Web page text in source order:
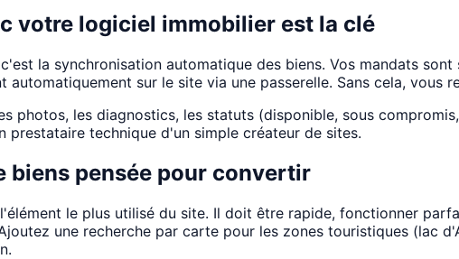
votre logiciel immobilier est la clé
la synchronisation automatique des biens. Vos mandats
automatiquement sur le site via une passerelle. Sans cela,
photos, les diagnostics, les statuts (disponible, sous
prestataire technique d'un simple créateur de sites.
biens pensée pour convertir
le plus utilisé du site. Il doit être rapide, fonctionner
une recherche par carte pour les zones touristiques (lac